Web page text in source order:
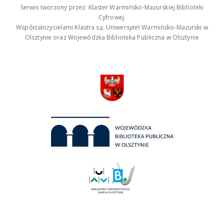
Serwis tworzony przez: Klaster Warmińsko-Mazurskiej Biblioteki
Cyfrowej.
Współzałożycielami Klastra są: Uniwersytet Warmińsko-Mazurski w
Olsztynie oraz Wojewódzka Biblioteka Publiczna w Olsztynie